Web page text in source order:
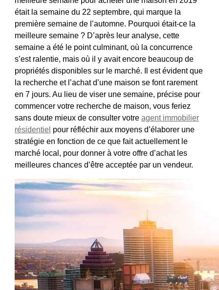
était la semaine du 22 septembre, qui marque la
première semaine de l’automne. Pourquoi était-ce la
meilleure semaine ? D’après leur analyse, cette
semaine a été le point culminant, où la concurrence
s’est ralentie, mais où il y avait encore beaucoup de
propriétés disponibles sur le marché. Il est évident que
la recherche et l’achat d’une maison se font rarement
en 7 jours. Au lieu de viser une semaine, précise pour
commencer votre recherche de maison, vous feriez
sans doute mieux de consulter votre agent immobilier
résidentiel pour réfléchir aux moyens d’élaborer une
stratégie en fonction de ce que fait actuellement le
marché local, pour donner à votre offre d’achat les
meilleures chances d’être acceptée par un vendeur.